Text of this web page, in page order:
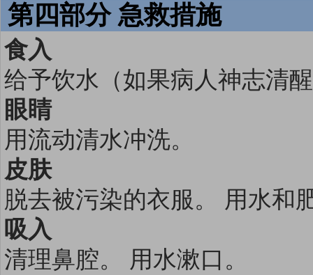
第四部分 急救措施
食入
给予饮水（如果病人神志清
眼睛
用流动清水冲洗。
皮肤
脱去被污染的衣服。 用水和
吸入
清理鼻腔。 用水漱口。